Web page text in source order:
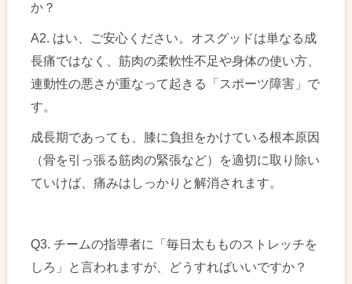
か？
A2. はい、ご安心ください。オスグッドは単なる成
長痛ではなく、筋肉の柔軟性不足や身体の使い方、
連動性の悪さが重なって起きる「スポーツ障害」で
す。
成長期であっても、膝に負担をかけている根本原因
（骨を引っ張る筋肉の緊張など）を適切に取り除い
ていけば、痛みはしっかりと解消されます。
Q3. チームの指導者に「毎日太もものストレッチを
しろ」と言われますが、どうすればいいですか？